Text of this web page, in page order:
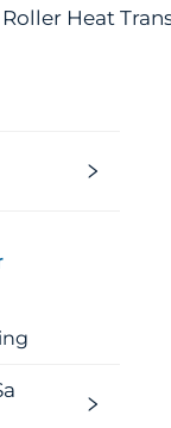
Heat